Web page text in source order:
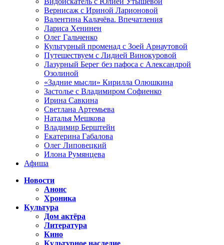
Вернисаж с Ириной Ларионовой
Валентина Калачёва. Впечатления
Лариса Хенинен
Олег Гальченко
Культурный променад с Зоей Арнаутовой
Путешествуем с Лидией Винокуровой
Лазурный Берег без пафоса с Александрой
Озолиной
«Задние мысли» Кирилла Олюшкина
Застолье с Владимиром Софиенко
Ирина Савкина
Светлана Артемьева
Наталья Мешкова
Владимир Берштейн
Екатерина Габалова
Олег Липовецкий
Илона Румянцева
Афиша
Новости
Анонс
Хроника
Культура
Дом актёра
Литература
Кино